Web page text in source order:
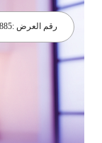
رقم العرض :83885